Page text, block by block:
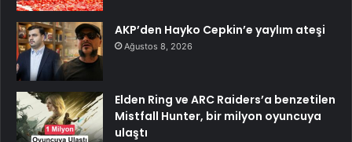
AKP’den Hayko Cepkin’e yaylım ateşi
Ağustos 8, 2026
Elden Ring ve ARC Raiders’a benzetilen
Mistfall Hunter, bir milyon oyuncuya
ulaştı